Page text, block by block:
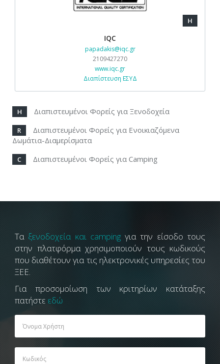
H
IQC
papadakis@iqc.gr
2109427270
www.iqc.gr
Διαπίστευση ΕΣΥΔ
H Διαπιστευμένοι Φορείς για Ξενοδοχεία
R
Διαπιστευμένοι Φορείς για Ενοικιαζόμενα
Δωμάτια-Διαμερίσματα
C Διαπιστευμένοι Φορείς για Camping
Τα ξενοδοχεία και campingγια την είσοδο τους
στην πλατφόρμα χρησιμοποιούν τους κωδικούς
που διαθέτουν για τις ηλεκτρονικές υπηρεσίες του
ΞΕΕ.
Για προσομοίωση των κριτηρίων κατάταξης
πατήστε εδώ